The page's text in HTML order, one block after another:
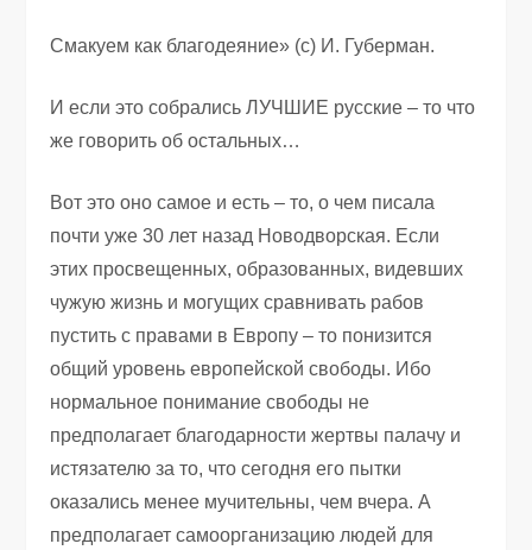
Смакуем как благодеяние» (с) И. Губерман.
И если это собрались ЛУЧШИЕ русские – то что
же говорить об остальных…
Вот это оно самое и есть – то, о чем писала
почти уже 30 лет назад Новодворская. Если
этих просвещенных, образованных, видевших
чужую жизнь и могущих сравнивать рабов
пустить с правами в Европу – то понизится
общий уровень европейской свободы. Ибо
нормальное понимание свободы не
предполагает благодарности жертвы палачу и
истязателю за то, что сегодня его пытки
оказались менее мучительны, чем вчера. А
предполагает самоорганизацию людей для